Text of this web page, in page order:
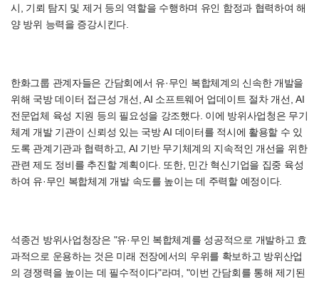
시, 기뢰 탐지 및 제거 등의 역할을 수행하며 유인 함정과 협력하여 해
양 방위 능력을 증강시킨다.
한화그룹 관계자들은 간담회에서 유·무인 복합체계의 신속한 개발을
위해 국방 데이터 접근성 개선, AI 소프트웨어 업데이트 절차 개선, AI
전문업체 육성 지원 등의 필요성을 강조했다. 이에 방위사업청은 무기
체계 개발 기관이 신뢰성 있는 국방 AI 데이터를 적시에 활용할 수 있
도록 관계기관과 협력하고, AI 기반 무기체계의 지속적인 개선을 위한
관련 제도 정비를 추진할 계획이다. 또한, 민간 혁신기업을 집중 육성
하여 유·무인 복합체계 개발 속도를 높이는 데 주력할 예정이다.
석종건 방위사업청장은 "유·무인 복합체계를 성공적으로 개발하고 효
과적으로 운용하는 것은 미래 전장에서의 우위를 확보하고 방위산업
의 경쟁력을 높이는 데 필수적이다"라며, "이번 간담회를 통해 제기된